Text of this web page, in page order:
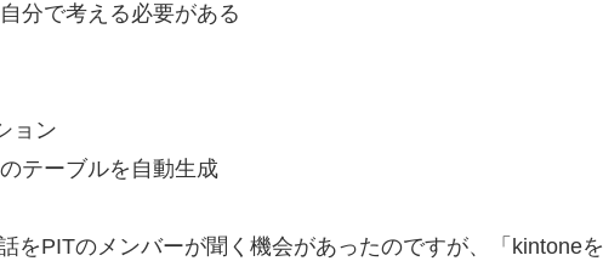
分で考える必要がある
ョン
テーブルを自動生成
をPITのメンバーが聞く機会があったのですが、「kintoneを